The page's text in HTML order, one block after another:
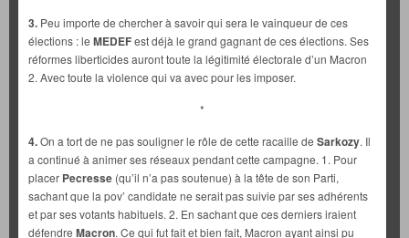
3. Peu importe de chercher à savoir qui sera le vainqueur de ces
élections : le MEDEFest déjà le grand gagnant de ces élections. Ses
réformes liberticides auront toute la légitimité électorale d’un Macron
2. Avec toute la violence qui va avec pour les imposer.
*
4.On a tort de ne pas souligner le rôle de cette racaille de Sarkozy. Il
a continué à animer ses réseaux pendant cette campagne. 1. Pour
placer Pecresse (qu’il n’a pas soutenue) à la tête de son Parti,
sachant que la pov’ candidate ne serait pas suivie par ses adhérents
et par ses votants habituels. 2. En sachant que ces derniers iraient
défendre Macron. Ce qui fut fait et bien fait, Macron ayant ainsi pu